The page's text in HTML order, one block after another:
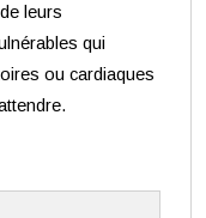
leurs
qui
ou cardiaques